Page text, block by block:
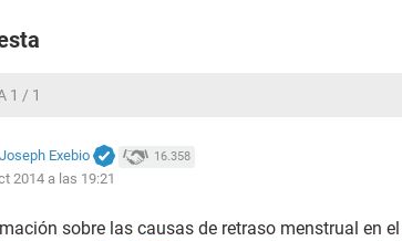
1 / 1
Exebio 16.358
2014 a las 19:21
sobre las causas de retraso menstrual en